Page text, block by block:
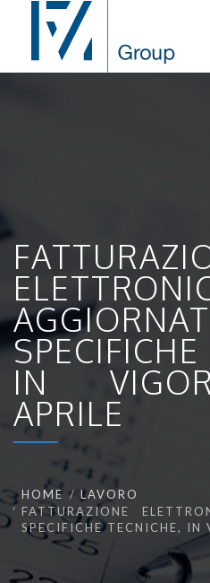
IN
APRILE
HOME
LAVORO
FATTURAZIONE
SPECIFICHE TECNICHE, IN